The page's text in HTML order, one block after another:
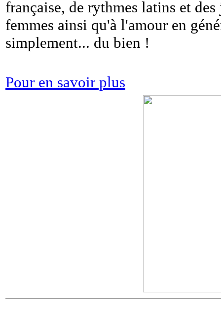
française, de rythmes latins et
femmes ainsi qu'à l'amour en
simplement... du bien !
Pour en savoir plus